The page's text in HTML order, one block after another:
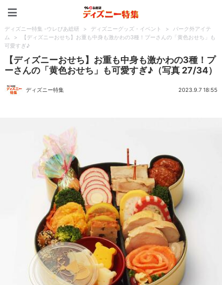
ディズニー特集 -ウレぴあ総研 > ディズニーグッズ・イベント >
パーク外アイテ
ム
>
【ディズニーおせち】お重も中身も激かわの3種！プーさんの「黄色おせち」も
可愛すぎ♪
【ディズニーおせち】お重も中身も激かわの3種！プ
ーさんの「黄色おせち」も可愛すぎ♪（写真 27/34）
ディズニー特集 2023.9.7 18:55